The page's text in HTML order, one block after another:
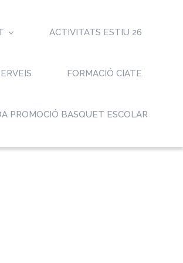
ACTIVITATS ESTIU 26
FORMACIÓ CIATE
PROMOCIÓ BASQUET ESCOLAR